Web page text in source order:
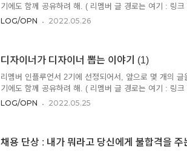
기에도 함께 공유하려 해. ( 리멤버 글 경로는 여기 : 링
여기는 편하게 하던 대로 + 좀 더 살을 붙였어.전편에선
습니다.""네, 알겠습니다. 감사합니다."회의도 중요하지
간단한 건 후딱 정리하고 회의를 정리해.... 그래도 말이
LOG/OPN 2022.05.26
디자이너가 디자이너 뽑는 이야기 (1)
리멤버 인플루언서 2기에 선정되어서, 앞으로 몇 개의
기에도 함께 공유하려 해. ( 리멤버 글 경로는 여기 : 링
여기는 편하게 하던 대로 + 좀 더 살을 붙였어.웹디자인,
해보고자 글을 써. 이 글이 새로운 회사에 지원하는 디자
LOG/OPN 2022.05.25
채용 단상 : 내가 뭐라고 당신에게 불합격을 주